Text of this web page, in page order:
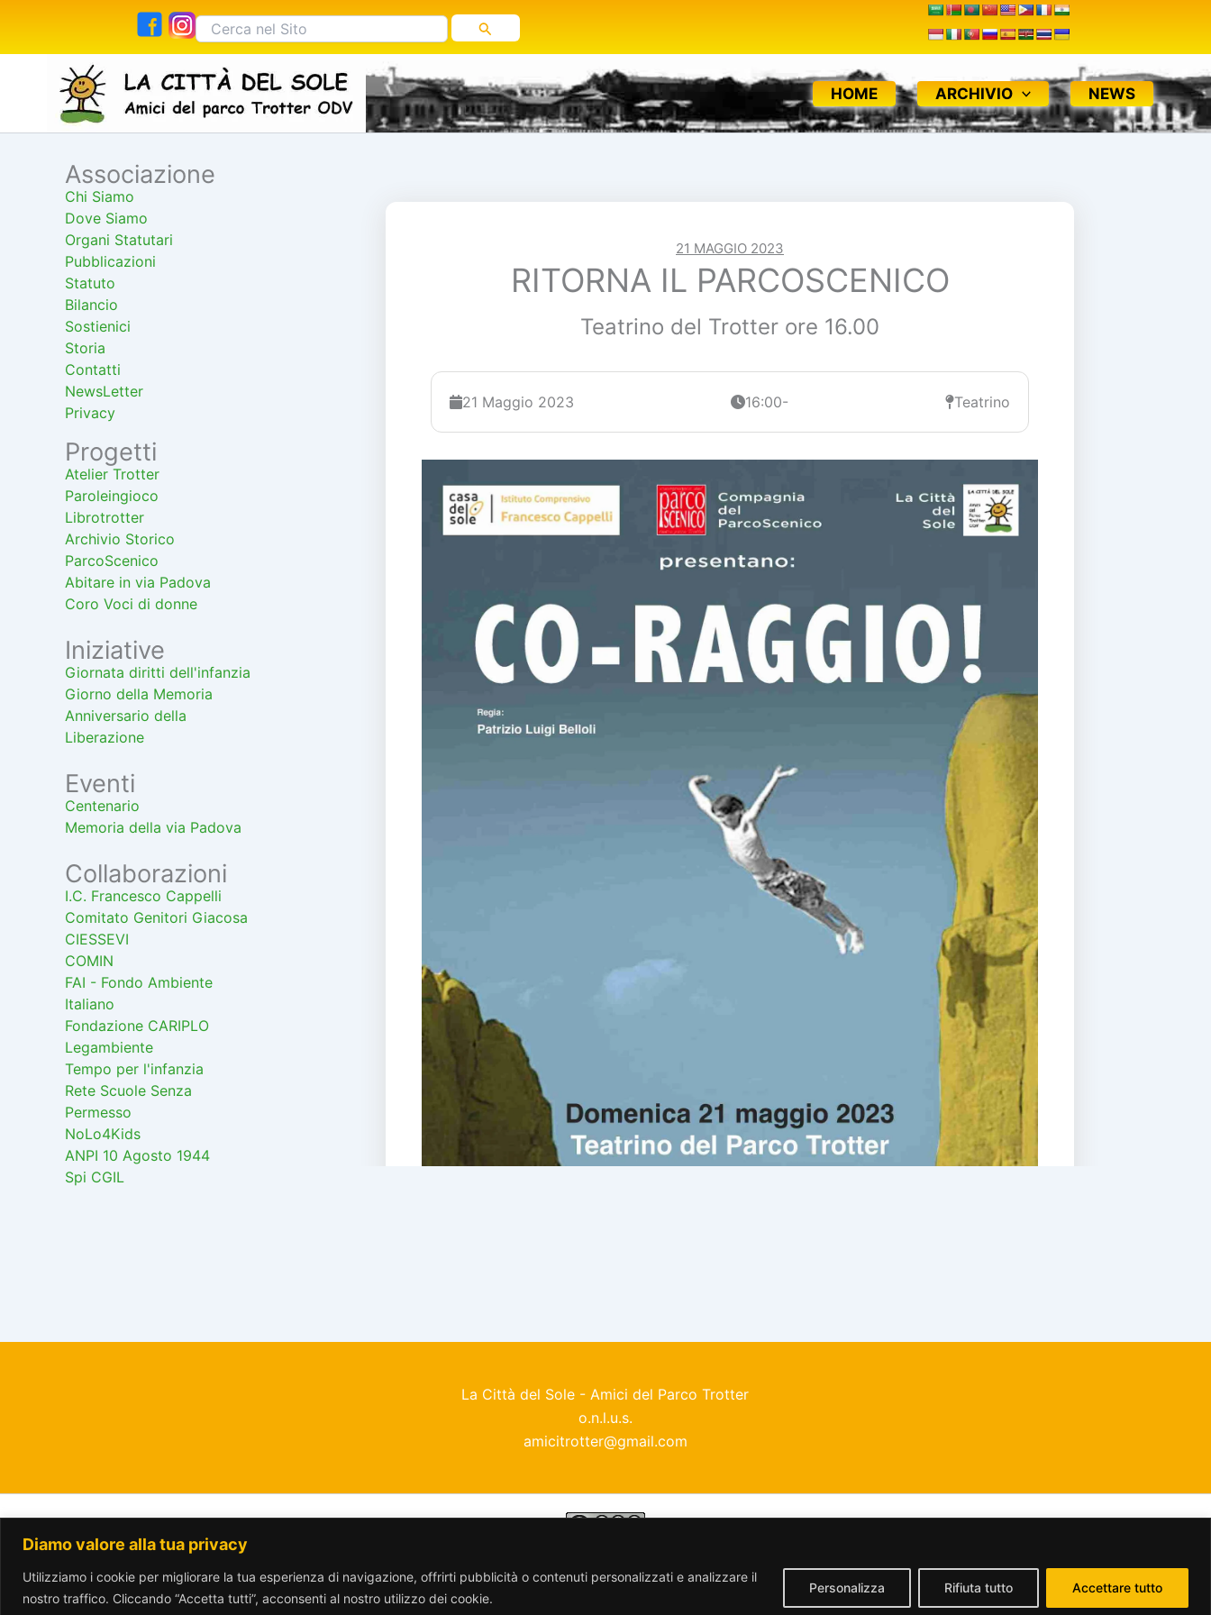
Diamo valore alla tua privacy
Utilizziamo i cookie per migliorare la tua esperienza di navigazione, offrirti pubblicità o contenuti personalizzati e analizzare il
nostro traffico. Cliccando “Accetta tutti”, acconsenti al nostro utilizzo dei cookie.
Personalizza Rifiuta tutto Accettare tutto
contenuto
Cerca:
HOME ARCHIVIO NEWS
Cerca
Associazione
Chi Siamo
Dove Siamo
Organi Statutari
Pubblicazioni
Statuto
Bilancio
Sostienici
Storia
Contatti
NewsLetter
Privacy
Progetti
Atelier Trotter
Paroleingioco
Librotrotter
Archivio Storico
ParcoScenico
Abitare in via Padova
Coro Voci di donne
Iniziative
Giornata diritti dell'infanzia
Giorno della Memoria
Anniversario della
Liberazione
Eventi
Centenario
Memoria della via Padova
Collaborazioni
I.C. Francesco Cappelli
Comitato Genitori Giacosa
CIESSEVI
COMIN
FAI - Fondo Ambiente
Italiano
Fondazione CARIPLO
Legambiente
Tempo per l'infanzia
Rete Scuole Senza
Permesso
NoLo4Kids
ANPI 10 Agosto 1944
Spi CGIL
21 MAGGIO 2023
RITORNA IL PARCOSCENICO
Teatrino del Trotter ore 16.00
21 Maggio 2023 16:00- Teatrino
La Città del Sole - Amici del Parco Trotter
o.n.l.u.s.
amicitrotter@gmail.com
www.parcotrotter.org è rilasciata sotto licenzaCreative Commons Attribuzione - Non commerciale - Condividi allo stesso modo 2.5 Italia License.